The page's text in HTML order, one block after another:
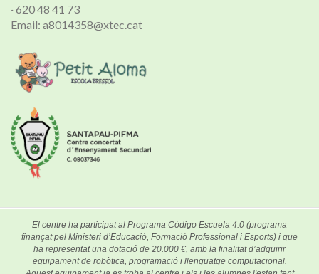
· 620 48 41 73
Email: a8014358@xtec.cat
El centre ha participat al Programa Código Escuela 4.0 (programa
finançat pel Ministeri d’Educació, Formació Professional i Esports) i que
ha representat una dotació de 20.000 €, amb la finalitat d’adquirir
equipament de robòtica, programació i llenguatge computacional.